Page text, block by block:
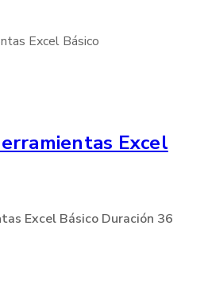
Excel
Excel Básico Duración 36